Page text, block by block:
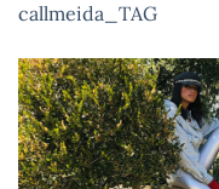
callmeida_TAG